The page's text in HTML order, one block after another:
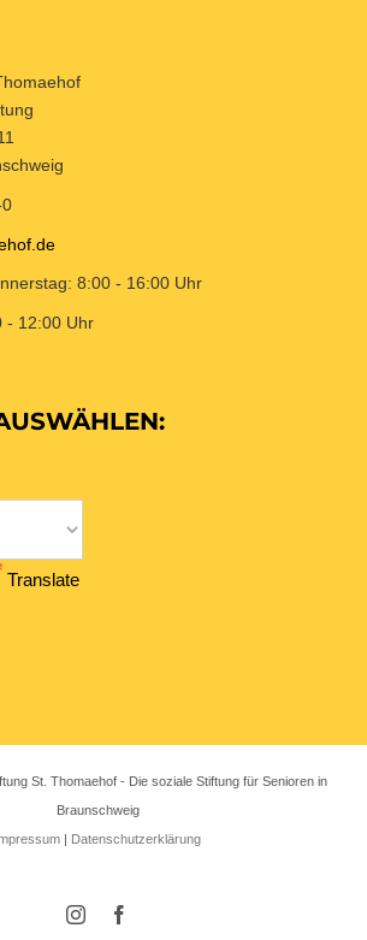
8:00 - 16:00 Uhr
- 12:00 Uhr
Translate
St. Thomaehof - Die soziale Stiftung für Senioren in
Braunschweig
| Datenschutzerklärung
Instagram